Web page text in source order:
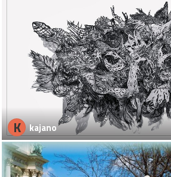
K kajano